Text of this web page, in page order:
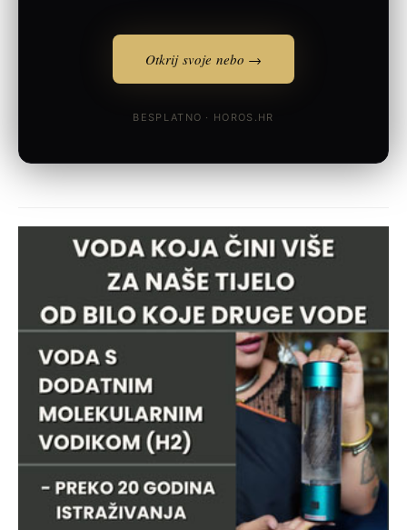
Otkrij svoje nebo →
BESPLATNO · HOROS.HR